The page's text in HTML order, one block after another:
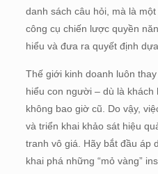
danh sách câu hỏi, mà là
công cụ chiến lược quyền
hiểu và đưa ra quyết định
Thế giới kinh doanh luôn
hiểu con người – dù là khách
không bao giờ cũ. Do vậy,
và triển khai khảo sát hiệu
tranh vô giá. Hãy bắt đầu áp
khai phá những “mỏ vàng”